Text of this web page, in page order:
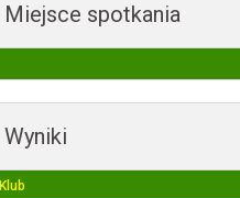
Miejsce spotkania
Wyniki
Klub